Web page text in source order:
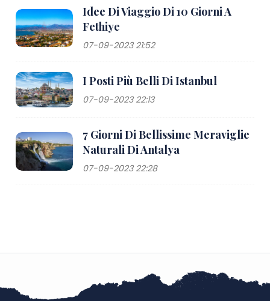
Idee Di Viaggio Di 10 Giorni A
Fethiye
07-09-2023 21:52
I Posti Più Belli Di Istanbul
07-09-2023 22:13
7 Giorni Di Bellissime Meraviglie
Naturali Di Antalya
07-09-2023 22:28